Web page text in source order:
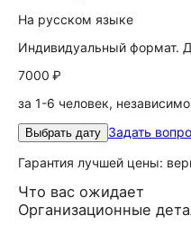
На русском языке
Индивидуальный формат.
7000 ₽
за 1-6 человек,
Выбрать дату Задать
Гарантия лучшей цены:
Что вас ожидает
Организационные